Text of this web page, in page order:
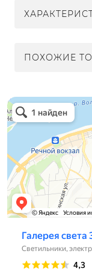
ПОХОЖИЕ
Электрон
Светильники в
Электротехническая